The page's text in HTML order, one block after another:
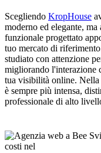
Scegliendo KropHouse
moderno ed elegante,
funzionale progettato
tuo mercato di
studiato con attenzione
migliorando l'interazione
tua visibilità online.
è sempre più intensa,
professionale di alto